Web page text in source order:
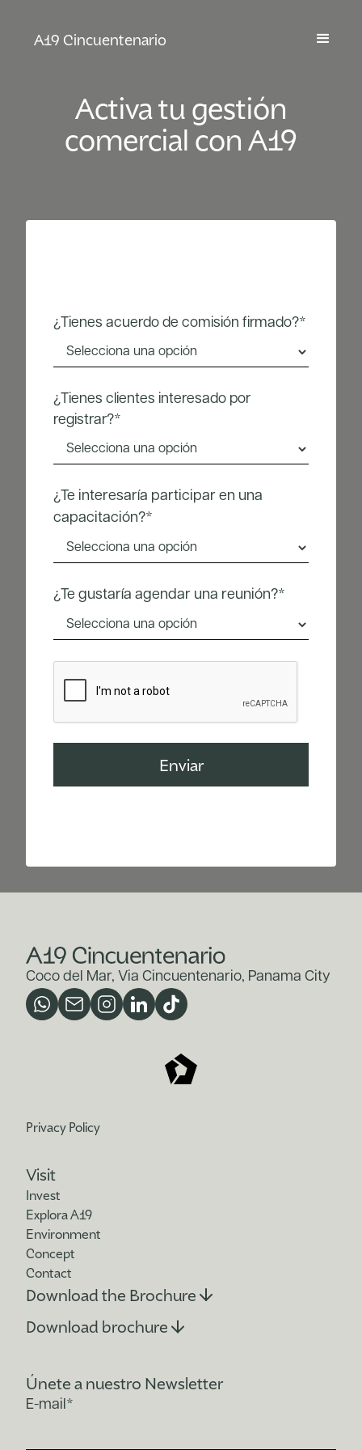
A19 Cincuentenario
Activa tu gestión
comercial con A19
¿Tienes acuerdo de comisión firmado?*
¿Tienes clientes interesado por
registrar?*
¿Te interesaría participar en una
capacitación?*
¿Te gustaría agendar una reunión?*
Coco del Mar, Via Cincuentenario, Panama City
Privacy Policy
Visit
Invest
Explora A19
Environment
Concept
Contact
Download the Brochure
Download brochure
Únete a nuestro Newsletter
E-mail*